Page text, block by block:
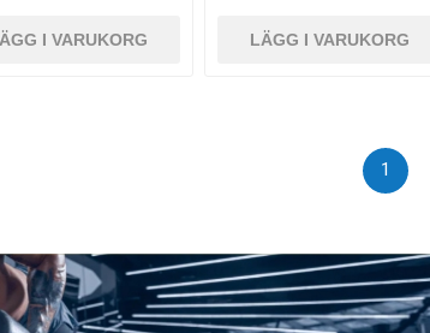
I VARUKORG LÄGG I VARUKORG
1